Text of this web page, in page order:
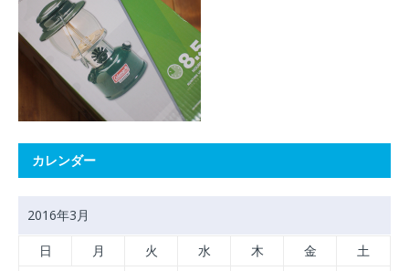
カレンダー
2016年3月
日 月 火 水 木 金 土